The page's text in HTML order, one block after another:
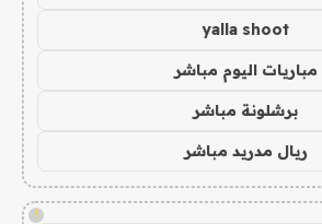
yalla shoot
مباريات اليوم مباشر
برشلونة مباشر
ريال مدريد مباشر
!